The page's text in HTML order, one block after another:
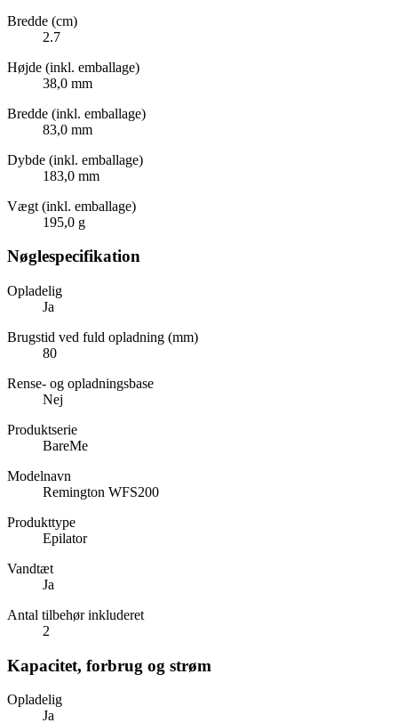
Bredde (cm)
2.7
Højde (inkl. emballage)
38,0 mm
Bredde (inkl. emballage)
83,0 mm
Dybde (inkl. emballage)
183,0 mm
Vægt (inkl. emballage)
195,0 g
Nøglespecifikation
Opladelig
Ja
Brugstid ved fuld opladning (mm)
80
Rense- og opladningsbase
Nej
Produktserie
BareMe
Modelnavn
Remington WFS200
Produkttype
Epilator
Vandtæt
Ja
Antal tilbehør inkluderet
2
Kapacitet, forbrug og strøm
Opladelig
Ja